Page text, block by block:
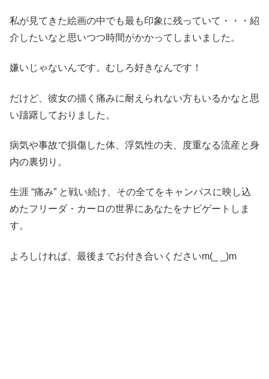
私が見てきた絵画の中でも最も印象に残っていて・・・紹
介したいなと思いつつ時間がかかってしまいました。
嫌いじゃないんです。むしろ好きなんです！
だけど、彼女の描く痛みに耐えられない方もいるかなと思
い躊躇しておりました。
病気や事故で損傷した体、浮気性の夫、度重なる流産と身
内の裏切り。
生涯 “痛み” と戦い続け、その全てをキャンパスに映し込
めたフリーダ・カーロの世界にあなたをナビゲートしま
す。
よろしければ、最後までお付き合いくださいm(_ _)m